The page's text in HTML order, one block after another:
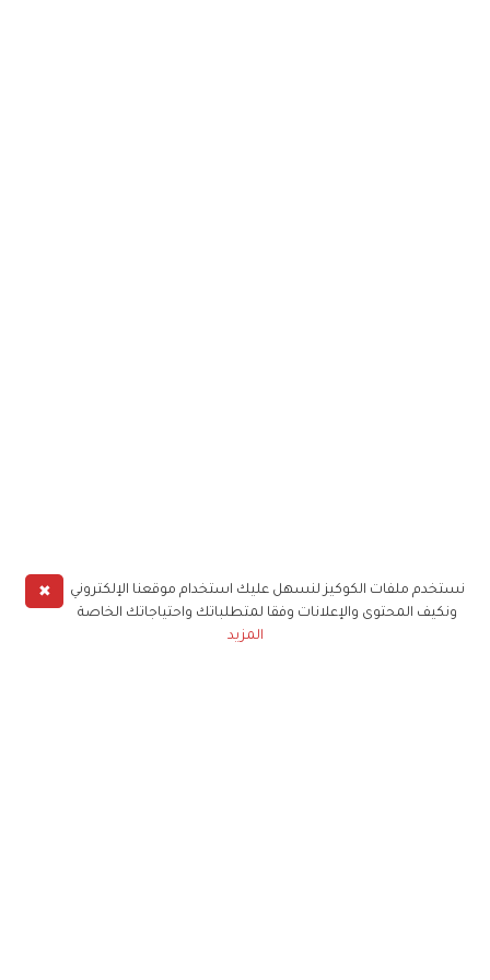
✖
نستخدم ملفات الكوكيز لنسهل عليك استخدام موقعنا الإلكتروني
ونكيف المحتوى والإعلانات وفقا لمتطلباتك واحتياجاتك الخاصة
المزيد